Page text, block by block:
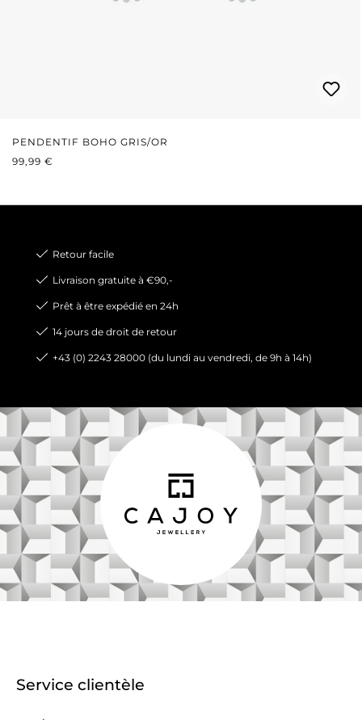
PENDENTIF BOHO GRIS/OR
PRIX RÉGULIER :
99,99 €
Retour facile
Livraison gratuite à €90,-
Prêt à être expédié en 24h
14 jours de droit de retour
+43 (0) 2243 28000 (du lundi au vendredi, de 9h à 14h)
Service clientèle